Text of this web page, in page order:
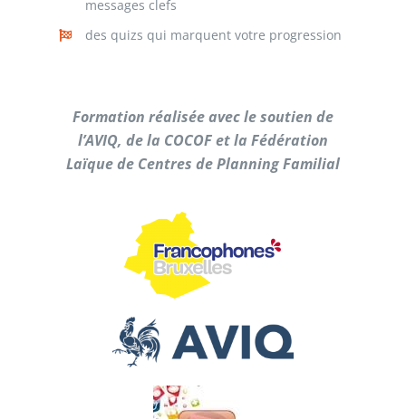
messages clefs
des quizs qui marquent votre progression
Formation réalisée avec le soutien de
l’AVIQ, de la COCOF et la Fédération
Laïque de Centres de Planning Familial